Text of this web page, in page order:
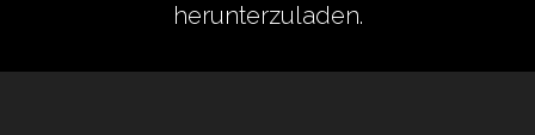
herunterzuladen.